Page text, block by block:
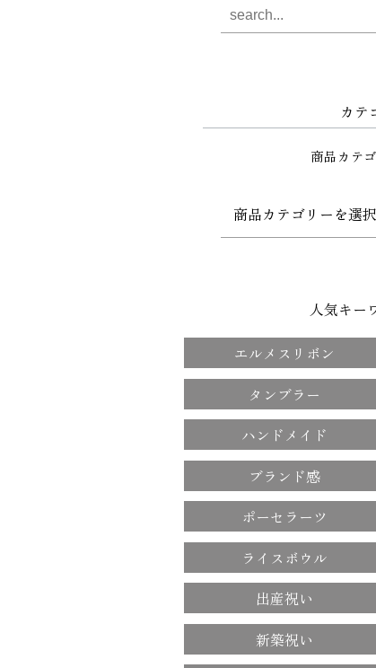
カテ
商品カテ
人気キー
エルメスリボン
タンブラー
ハンドメイド
ブランド感
ポーセラーツ
ライスボウル
出産祝い
新築祝い